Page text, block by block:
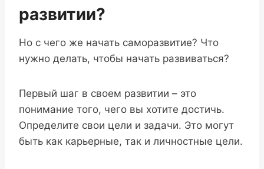
развитии?
Но с чего же начать саморазвитие? Что
нужно делать, чтобы начать развиваться?
Первый шаг в своем развитии – это
понимание того, чего вы хотите достичь.
Определите свои цели и задачи. Это могут
быть как карьерные, так и личностные цели.